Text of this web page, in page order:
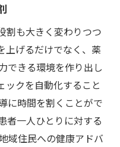
見据えて
たらす医療の未来
たな可能性
の実現
ービスの提供
役割
割も大きく変わりつつ
上げるだけでなく、薬
できる環境を作り出し
ックを自動化すること
に時間を割くことがで
者一人ひとりに対する
域住民への健康アドバ